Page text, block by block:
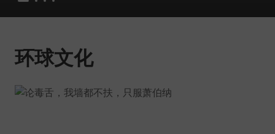
环球文化